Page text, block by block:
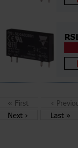
« First ‹
Next › Last »